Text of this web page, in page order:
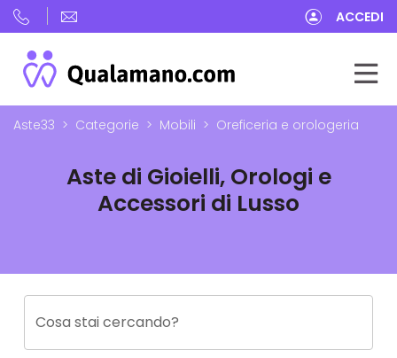
ACCEDI
Aste33 Categorie Mobili Oreficeria e orologeria
Aste di Gioielli, Orologi e
Accessori di Lusso